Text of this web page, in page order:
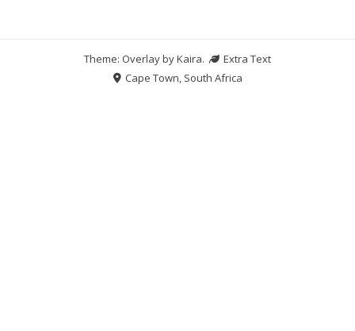
Theme: Overlay byKaira.
Extra Text
Cape Town, South Africa